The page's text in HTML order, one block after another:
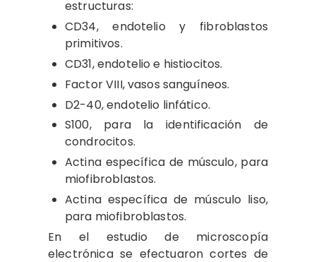
estructuras:
CD34, endotelio y fibroblastos
primitivos.
CD31, endotelio e histiocitos.
Factor VIII, vasos sanguíneos.
D2-40, endotelio linfático.
S100, para la identificación de
condrocitos.
Actina específica de músculo, para
miofibroblastos.
Actina específica de músculo liso,
para miofibroblastos.
En el estudio de microscopía
electrónica se efectuaron cortes de